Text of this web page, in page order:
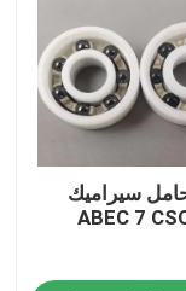
محامل سيراميك